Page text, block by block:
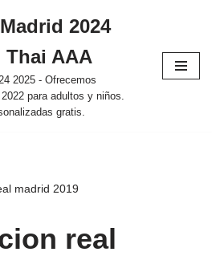
2024
AAA
2025 - Ofrecemos
para adultos y niños.
gratis.
madrid 2019
real